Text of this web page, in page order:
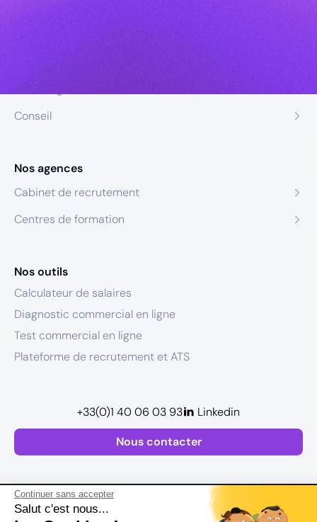
Continuer sans accepter
Salut c'est nous...
Conseil
Nos agences
Cabinet de recrutement
Centres de formation
Nos outils
Calculateur de salaires
Diagnostic commercial en ligne
Test commercial en ligne
Plateforme de recrutement et ATS
Nous contacter
+33(0)1 40 06 03 93 Linkedin